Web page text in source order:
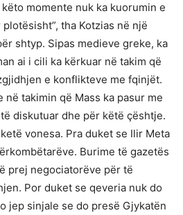
momente nuk ka kuorumin e
tha Kotzias në një
shtyp. Sipas medieve greke, ka
ai i cili ka kërkuar në takim që
e konflikteve me fqinjët.
në takimin që Mass ka pasur me
diskutuar dhe për këtë çështje.
vonesa. Pra duket se Ilir Meta
Burime të gazetës
prej negociatorëve për të
Por duket se qeveria nuk do
jep sinjale se do presë Gjykatën